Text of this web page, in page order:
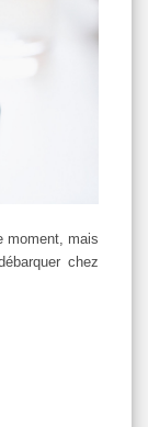
moment, mais
chez